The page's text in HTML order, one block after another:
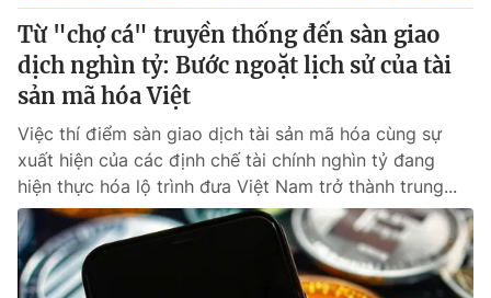
Từ "chợ cá" truyền thống đến sàn giao
dịch nghìn tỷ: Bước ngoặt lịch sử của tài
sản mã hóa Việt
Việc thí điểm sàn giao dịch tài sản mã hóa cùng sự
xuất hiện của các định chế tài chính nghìn tỷ đang
hiện thực hóa lộ trình đưa Việt Nam trở thành trung...